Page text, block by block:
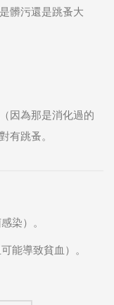
髒污還是跳蚤大
因為那是消化過的
有跳蚤。
染）。
能導致貧血）。